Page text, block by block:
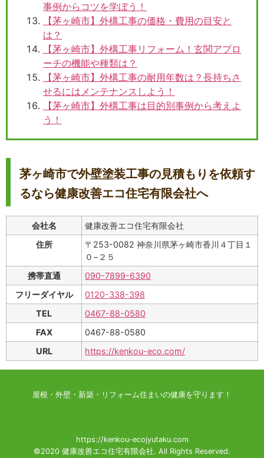
事例からコツを学ぼう！
【茅ヶ崎市】外構工事の価格・費用の目安と
は？
【茅ヶ崎市】外構工事リフォーム！玄関アプロ
ーチの機能や種類は？
【茅ヶ崎市】外構工事の耐用年数は？長持ちさ
せるにはメンテナンスしよう！
【茅ヶ崎市】外構工事は目的別事例から考えよ
う！
茅ヶ崎市で外壁塗装工事の見積もりを依頼す
るなら健康改善エコ住宅有限会社へ
会社名
健康改善エコ住宅有限会社
住所
〒253-0082 神奈川県茅ヶ崎市香川４丁目１
０−２５
携帯直通
090-7899-6390
フリーダイヤル
0120-338-398
TEL
0467-88-0580
FAX
0467-88-0580
URL
https://kenkou-eco.com/
屋根・外壁・新築・リフォーム住まいの健康を守ります！
https://kenkou-ecojyutaku.com
©2020 健康改善エコ住宅有限会社. All Rights Reserved.